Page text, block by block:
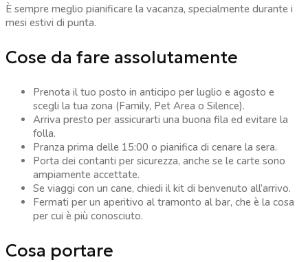
È sempre meglio pianificare la vacanza, specialmente durante i
mesi estivi di punta.
Cose da fare assolutamente
Prenota il tuo posto in anticipo per luglio e agosto e
scegli la tua zona (Family, Pet Area o Silence).
Arriva presto per assicurarti una buona fila ed evitare la
folla.
Pranza prima delle 15:00 o pianifica di cenare la sera.
Porta dei contanti per sicurezza, anche se le carte sono
ampiamente accettate.
Se viaggi con un cane, chiedi il kit di benvenuto all’arrivo.
Fermati per un aperitivo al tramonto al bar, che è la cosa
per cui è più conosciuto.
Cosa portare